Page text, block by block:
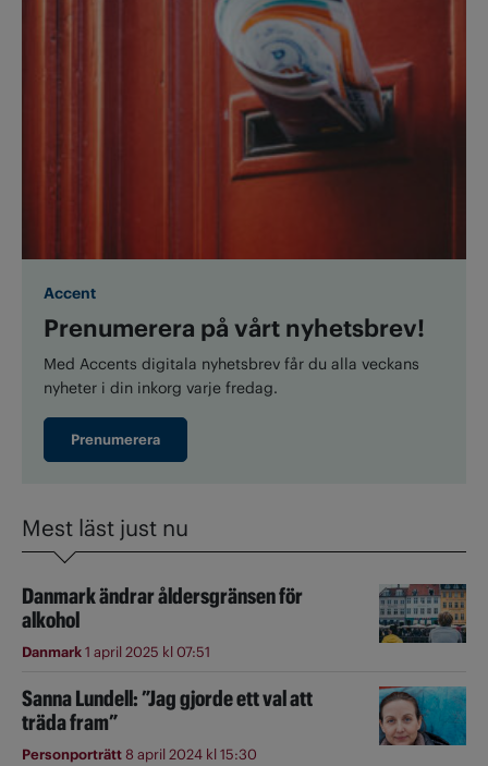
Accent
Prenumerera på vårt nyhetsbrev!
Med Accents digitala nyhetsbrev får du alla veckans
nyheter i din inkorg varje fredag.
Prenumerera
Mest läst just nu
Danmark ändrar åldersgränsen för
alkohol
Danmark1 april 2025 kl 07:51
Sanna Lundell: ”Jag gjorde ett val att
träda fram”
Personporträtt8 april 2024 kl 15:30